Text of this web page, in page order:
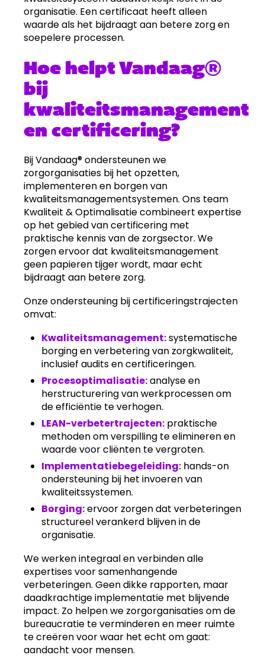
organisatie. Een certificaat heeft alleen
waarde als het bijdraagt aan betere zorg en
soepelere processen.
Hoe helpt Vandaag®
bij
kwaliteitsmanagement
en certificering?
Bij Vandaag® ondersteunen we
zorgorganisaties bij het opzetten,
implementeren en borgen van
kwaliteitsmanagementsystemen. Ons team
Kwaliteit & Optimalisatie combineert expertise
op het gebied van certificering met
praktische kennis van de zorgsector. We
zorgen ervoor dat kwaliteitsmanagement
geen papieren tijger wordt, maar echt
bijdraagt aan betere zorg.
Onze ondersteuning bij certificeringstrajecten
omvat:
Kwaliteitsmanagement:systematische
borging en verbetering van zorgkwaliteit,
inclusief audits en certificeringen.
Procesoptimalisatie:analyse en
herstructurering van werkprocessen om
de efficiëntie te verhogen.
LEAN-verbetertrajecten: praktische
methoden om verspilling te elimineren en
waarde voor cliënten te vergroten.
Implementatiebegeleiding: hands-on
ondersteuning bij het invoeren van
kwaliteitssystemen.
Borging:ervoor zorgen dat verbeteringen
structureel verankerd blijven in de
organisatie.
We werken integraal en verbinden alle
expertises voor samenhangende
verbeteringen. Geen dikke rapporten, maar
daadkrachtige implementatie met blijvende
impact. Zo helpen we zorgorganisaties om de
bureaucratie te verminderen en meer ruimte
te creëren voor waar het echt om gaat:
aandacht voor mensen.